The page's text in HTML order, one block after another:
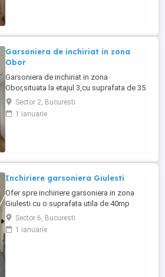
Garsoniera de inchiriat in zona
Obor
Garsoniera de inchiriat in zona
Obor,situata la etajul 3,cu suprafata de 35
mp,locuinta practica si bine
organizata,ideala pentru o persoana.
Metrou Obor la 3-4 minute,Piata
Sector 2, Bucuresti
1 ianuarie
Inchiriere garsoniera Giulesti
Ofer spre inchiriere garsoniera in zona
Giulesti cu o suprafata utila de 40mp
situat la etajul 2 al unui imobil construit in
anul 1990. Dispune de loc de parcare in
fata blocului.
Sector 6, Bucuresti
1 ianuarie